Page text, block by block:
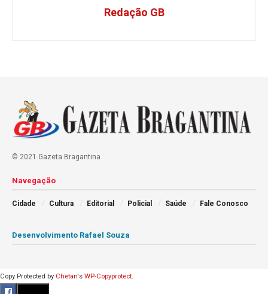
Redação GB
© 2021 Gazeta Bragantina
Navegação
Cidade Cultura Editorial Policial Saúde Fale Conosco
Desenvolvimento Rafael Souza
Copy Protected by Chetan's WP-Copyprotect.